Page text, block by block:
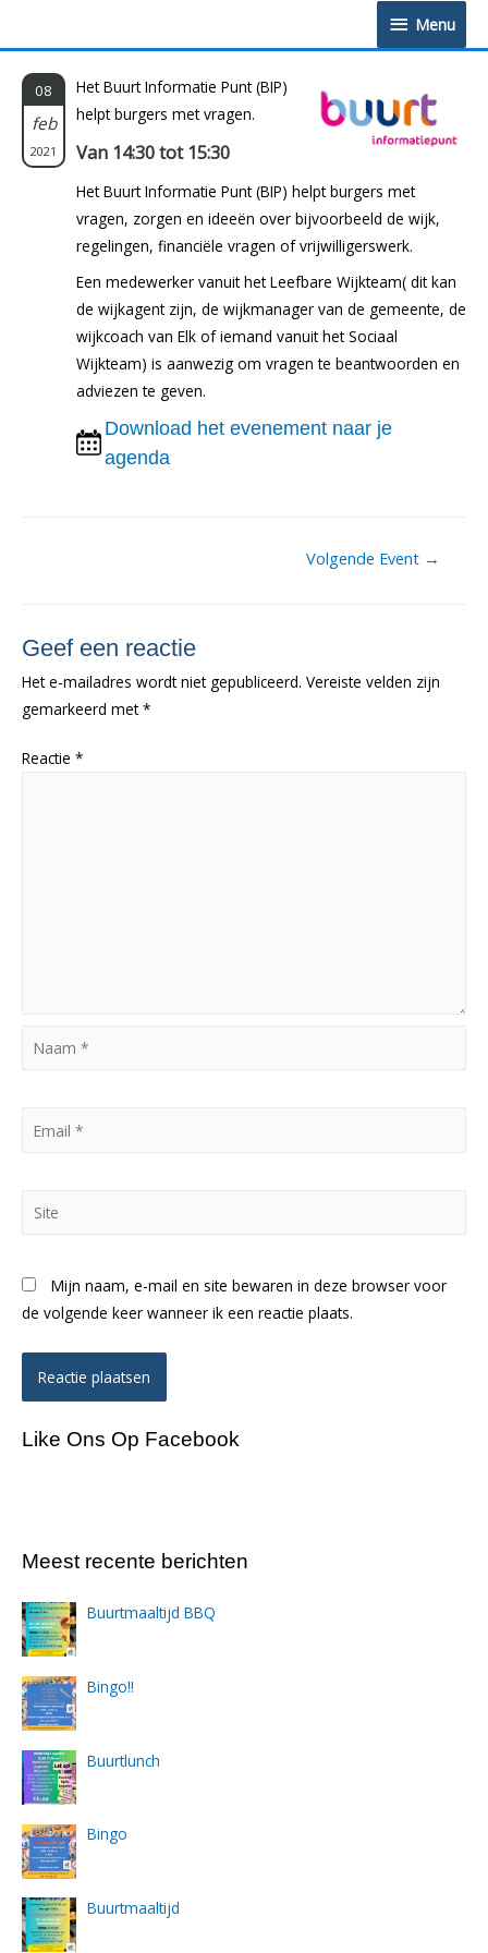
Menu
Menu
08
feb
2021
Het Buurt Informatie Punt (BIP)
helpt burgers met vragen.
Van 14:30 tot 15:30
Het Buurt Informatie Punt (BIP) helpt burgers met
vragen, zorgen en ideeën over bijvoorbeeld de wijk,
regelingen, financiële vragen of vrijwilligerswerk.
Een medewerker vanuit het Leefbare Wijkteam( dit kan
de wijkagent zijn, de wijkmanager van de gemeente, de
wijkcoach van Elk of iemand vanuit het Sociaal
Wijkteam) is aanwezig om vragen te beantwoorden en
adviezen te geven.
Download het evenement naar je
agenda
Volgende Event →
Geef een reactie
Het e-mailadres wordt niet gepubliceerd. Vereiste velden zijn
gemarkeerd met*
Reactie *
Naam
Mijn naam, e-mail en site bewaren in deze browser voor
de volgende keer wanneer ik een reactie plaats.
Like Ons Op Facebook
Meest recente berichten
Buurtmaaltijd BBQ
Bingo!!
Buurtlunch
Bingo
Buurtmaaltijd